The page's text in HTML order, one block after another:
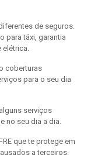
de seguros.
para táxi, garantia
elétrica.
coberturas
para o seu dia
serviços
no seu dia a dia.
que te protege em
a terceiros.